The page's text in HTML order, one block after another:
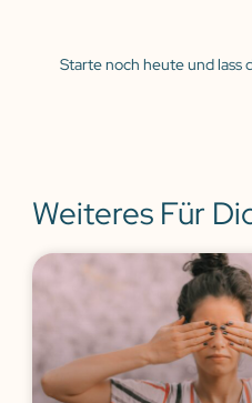
Starte noch heute und lass
Weiteres Für